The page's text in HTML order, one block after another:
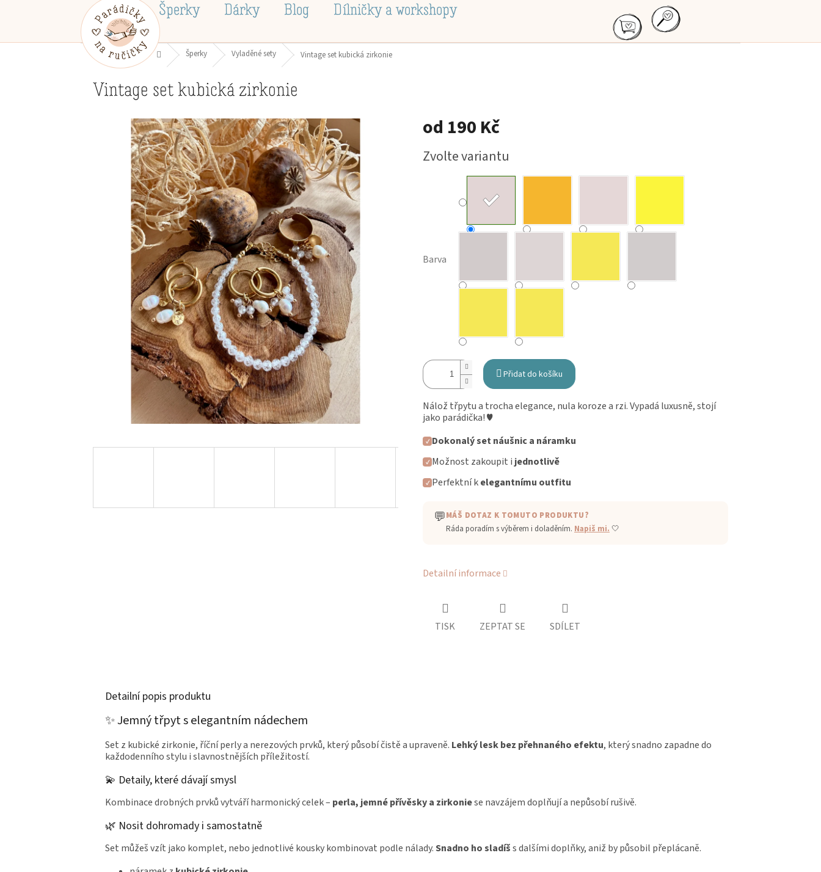
Šperky Dárky Blog Dílničky a workshopy
Domů Šperky Vyladěné sety Vintage set kubická zirkonie
Vintage set kubická zirkonie
od 190 Kč
Měrná
cena:
Zvolte variantu
Barva
Přidat do košíku
Nálož třpytu a trocha elegance, nula koroze a rzi. Vypadá luxusně, stojí
jako parádička! ♥
✓ Dokonalý set náušnic a náramku
✓ Možnost zakoupit ijednotlivě
✓ Perfektní kelegantnímu outfitu
💬MÁŠ DOTAZ K TOMUTO PRODUKTU?
Ráda poradím s výběrem i doladěním. Napiš mi. 🤍
Detailní informace
TISK ZEPTAT SE SDÍLET
Detailní popis produktu
✨ Jemný třpyt s elegantním nádechem
Set z kubické zirkonie, říční perly a nerezových prvků, který působí čistě a upraveně. Lehký lesk bez přehnaného efektu, který snadno zapadne do
každodenního stylu i slavnostnějších příležitostí.
💫 Detaily, které dávají smysl
Kombinace drobných prvků vytváří harmonický celek – perla, jemné přívěsky a zirkoniese navzájem doplňují a nepůsobí rušivě.
🌿 Nosit dohromady i samostatně
Set můžeš vzít jako komplet, nebo jednotlivé kousky kombinovat podle nálady.Snadno ho sladíšs dalšími doplňky, aniž by působil přeplácaně.